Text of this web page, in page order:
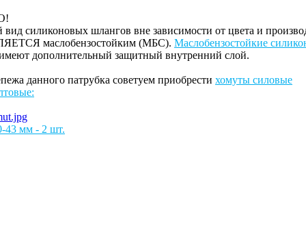
силиконовых шлангов вне зависимости от цвета и
маслобензостойким (МБС). Маслобензостойкие
дополнительный защитный внутренний слой.
данного патрубка советуем приобрести хомуты силовые
43 мм - 2 шт.